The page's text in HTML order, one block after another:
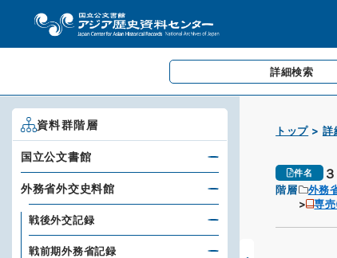
詳細検索
トップ 詳
件名
階層 外務
専
資料群階層
国立公文書館
外務省外交史料館
戦後外交記録
戦前期外務省記録